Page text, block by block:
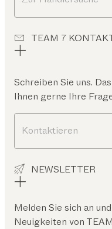
TEAM 7
Schreiben Sie uns.
Ihnen gerne Ihre
Kontaktieren
NEWSLETTER
Melden Sie sich an
Neuigkeiten von